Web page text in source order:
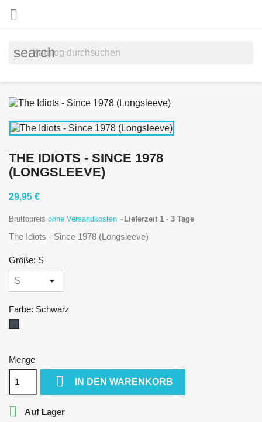

search
THE IDIOTS - SINCE 1978
(LONGSLEEVE)
29,95 €
Bruttopreis ohne Versandkosten Lieferzeit 1 - 3 Tage
The Idiots - Since 1978 (Longsleeve)
Größe: S
Farbe: Schwarz
Menge
 IN DEN WARENKORB
 Auf Lager